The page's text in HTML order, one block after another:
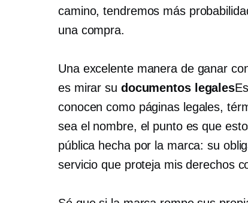
camino, tendremos más
una compra.
Una excelente manera de ganar
es mirar su documentos legales
conocen como páginas legales,
sea el nombre, el punto es que
pública hecha por la marca: su
servicio que proteja mis derechos